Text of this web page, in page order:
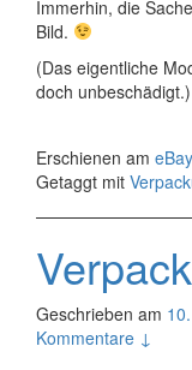
Immerhin, die
Bild.
(Das eigentliche
doch unbeschädigt.)
Erschienen am eBay
Getaggt mit
Geschrieben am
Kommentare ↓